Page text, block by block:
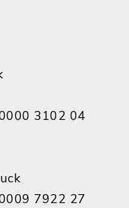
3102 04
7922 27